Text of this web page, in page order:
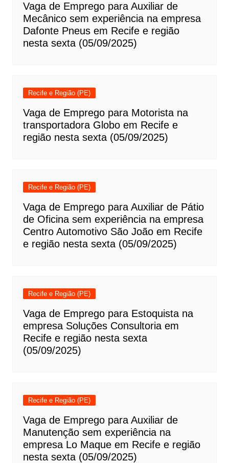
Vaga de Emprego para Auxiliar de
Mecânico sem experiência na empresa
Dafonte Pneus em Recife e região
nesta sexta (05/09/2025)
Recife e Região (PE)
Vaga de Emprego para Motorista na
transportadora Globo em Recife e
região nesta sexta (05/09/2025)
Recife e Região (PE)
Vaga de Emprego para Auxiliar de Pátio
de Oficina sem experiência na empresa
Centro Automotivo São João em Recife
e região nesta sexta (05/09/2025)
Recife e Região (PE)
Vaga de Emprego para Estoquista na
empresa Soluções Consultoria em
Recife e região nesta sexta
(05/09/2025)
Recife e Região (PE)
Vaga de Emprego para Auxiliar de
Manutenção sem experiência na
empresa Lo Maque em Recife e região
nesta sexta (05/09/2025)